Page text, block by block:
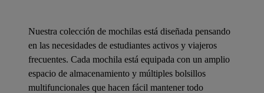
Nuestra colección de mochilas está diseñada pensando
en las necesidades de estudiantes activos y viajeros
frecuentes. Cada mochila está equipada con un amplio
espacio de almacenamiento y múltiples bolsillos
multifuncionales que hacen fácil mantener todo